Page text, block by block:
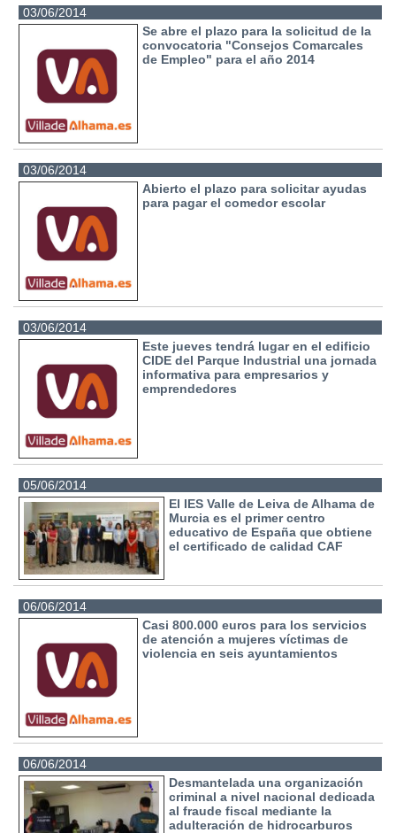
03/06/2014
Se abre el plazo para la solicitud de la
convocatoria "Consejos Comarcales
de Empleo" para el año 2014
03/06/2014
Abierto el plazo para solicitar ayudas
para pagar el comedor escolar
03/06/2014
Este jueves tendrá lugar en el edificio
CIDE del Parque Industrial una jornada
informativa para empresarios y
emprendedores
05/06/2014
El IES Valle de Leiva de Alhama de
Murcia es el primer centro
educativo de España que obtiene
el certificado de calidad CAF
06/06/2014
Casi 800.000 euros para los servicios
de atención a mujeres víctimas de
violencia en seis ayuntamientos
06/06/2014
Desmantelada una organización
criminal a nivel nacional dedicada
al fraude fiscal mediante la
adulteración de hidrocarburos